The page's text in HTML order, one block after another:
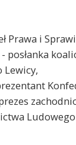
Prawa i
posłanka
Lewicy,
prezes